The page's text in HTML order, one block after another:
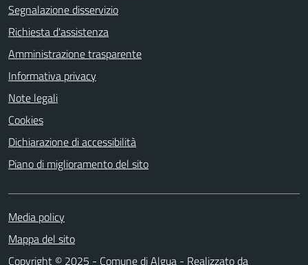
Segnalazione disservizio
Richiesta d'assistenza
Amministrazione trasparente
Informativa privacy
Note legali
Cookies
Dichiarazione di accessibilità
Piano di miglioramento del sito
Media policy
Mappa del sito
Copyright © 2025 - Comune di Algua - Realizzato da